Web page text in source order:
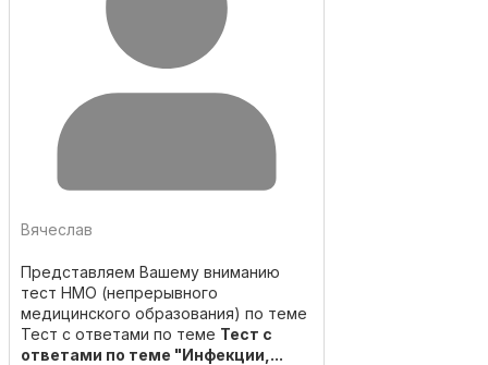
Вячеслав
Представляем Вашему вниманию
тест НМО (непрерывного
медицинского образования) по теме
Тест с ответами по теме Тест с
ответами по теме "Инфекции,...